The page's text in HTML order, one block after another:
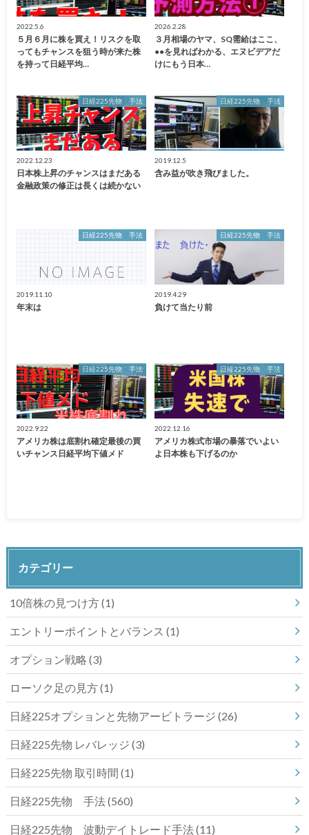
2022.5.6
５月６月に株を買え！リスクを取
ってもチャンスを狙う時が来た株
を持って日経平均…
2026.2.28
３月相場のヤマ、SQ需給はここ、
●●を見ればわかる、エヌビデアだ
けにもう日本…
日経225先物 手法
2022.12.23
日本株上昇のチャンスはまだある
金融政策の修正は長くは続かない
日経225先物 手法
2019.12.5
含み益が吹き飛びました。
日経225先物 手法
2019.11.10
年末は
日経225先物 手法
2019.4.29
負けて当たり前
日経225先物 手法
2022.9.22
アメリカ株は底割れ確定最後の買
いチャンス日経平均下値メド
日経225先物 手法
2022.12.16
アメリカ株式市場の暴落でいよい
よ日本株も下げるのか
カテゴリー
10倍株の見つけ方(1)
エントリーポイントとバランス (1)
オプション戦略 (3)
ローソク足の見方(1)
日経225オプションと先物アービトラージ (26)
日経225先物 レバレッジ (3)
日経225先物 取引時間 (1)
日経225先物 手法(560)
日経225先物 波動デイトレード手法(11)